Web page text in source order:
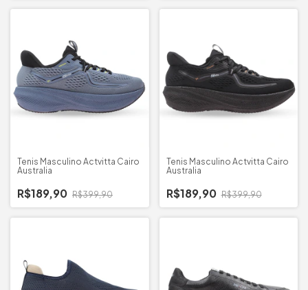
Tenis Masculino Actvitta Cairo
Australia
R$189,90 R$399,90
Tenis Masculino Actvitta Cairo
Australia
R$189,90 R$399,90